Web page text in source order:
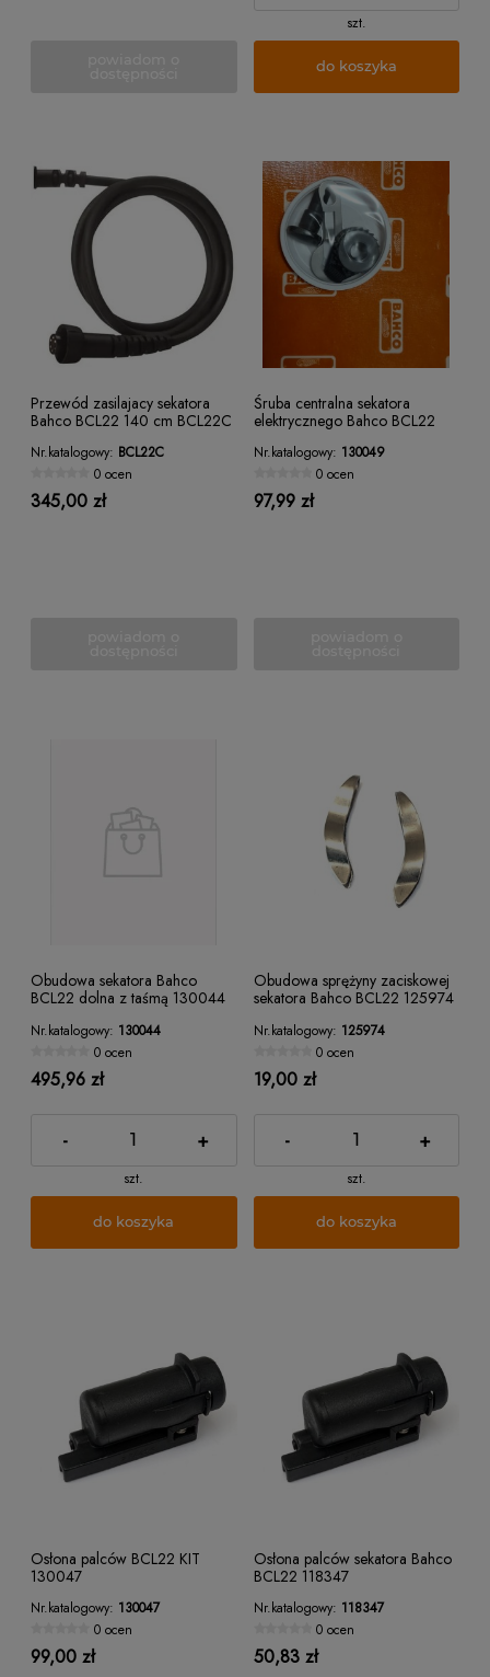
szt.
do koszyka
Przewód zasilajacy sekatora
Bahco BCL22 140 cm BCL22C
Nr.katalogowy: BCL22C
0 ocen
345,00 zł
Śruba centralna sekatora
elektrycznego Bahco BCL22
Nr.katalogowy: 130049
0 ocen
97,99 zł
Obudowa sekatora Bahco
BCL22 dolna z taśmą 130044
Nr.katalogowy: 130044
0 ocen
495,96 zł
- +
szt.
do koszyka
Obudowa sprężyny zaciskowej
sekatora Bahco BCL22 125974
Nr.katalogowy: 125974
0 ocen
19,00 zł
- +
szt.
do koszyka
Osłona palców BCL22 KIT
130047
Nr.katalogowy: 130047
0 ocen
99,00 zł
Osłona palców sekatora Bahco
BCL22 118347
Nr.katalogowy: 118347
0 ocen
50,83 zł